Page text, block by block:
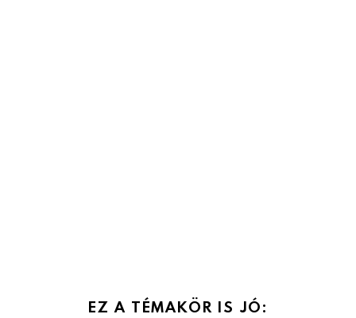
EZ A TÉMAKÖR IS JÓ: